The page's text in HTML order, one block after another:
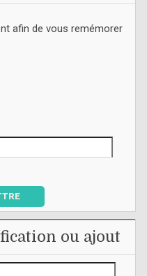
afin de vous remémorer
ou ajout